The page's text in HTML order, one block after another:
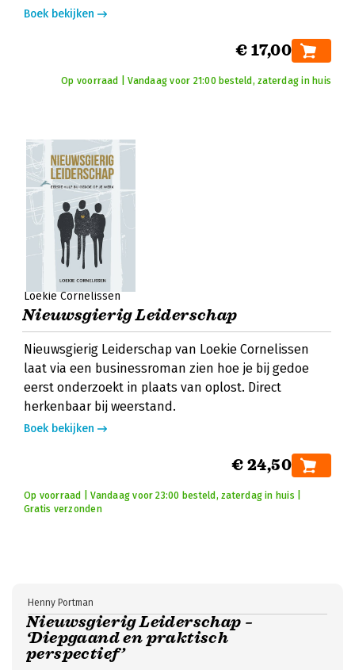
Boek bekijken
€ 17,00
Op voorraad | Vandaag voor 21:00 besteld, zaterdag in huis
Loekie Cornelissen
Nieuwsgierig Leiderschap
Nieuwsgierig Leiderschap van Loekie Cornelissen
laat via een businessroman zien hoe je bij gedoe
eerst onderzoekt in plaats van oplost. Direct
herkenbaar bij weerstand.
Boek bekijken
€ 24,50
Op voorraad | Vandaag voor 23:00 besteld, zaterdag in huis |
Gratis verzonden
Nieuwsgierig Leiderschap –
‘Diepgaand en praktisch
perspectief’
Henny Portman